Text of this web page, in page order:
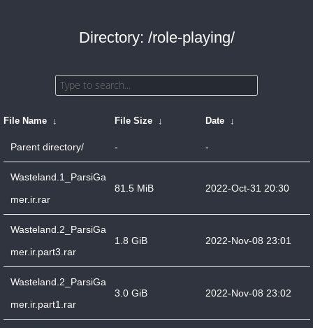
Directory: /role-playing/
File Name ↓ File Size ↓ Date ↓
Parent directory/ - -
Wasteland.1_ParsiGa
mer.ir.rar
81.5 MiB 2022-Oct-31 20:30
Wasteland.2_ParsiGa
mer.ir.part3.rar
1.8 GiB 2022-Nov-08 23:01
Wasteland.2_ParsiGa
mer.ir.part1.rar
3.0 GiB 2022-Nov-08 23:02